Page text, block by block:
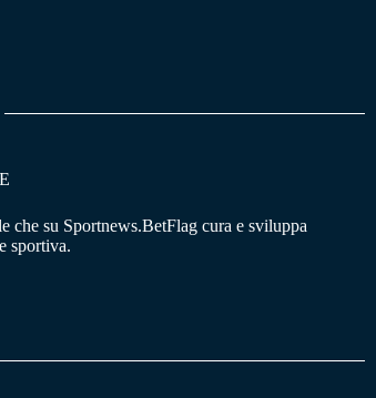
che su Sportnews.BetFlag cura e sviluppa
sportiva.